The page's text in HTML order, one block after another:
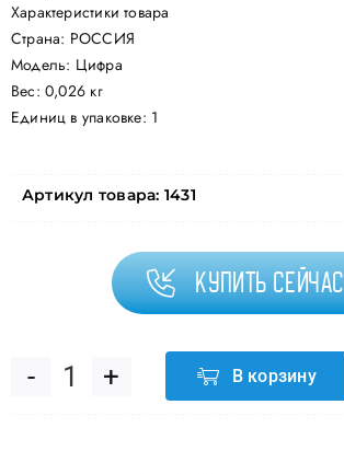
Характеристики товара
Страна: РОССИЯ
Модель: Цифра
Вес: 0,026 кг
Единиц в упаковке: 1
Артикул товара: 1431
Купить сейчас
Количество
В корзину